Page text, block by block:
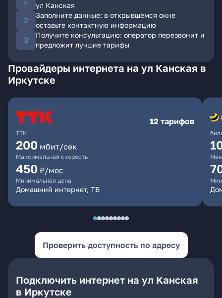
ул Канская
Заполните данные: в открывшемся окне
оставьте контактную информацию
Получите консультацию: оператор перезвонит и
предложит лучшие тарифы
Провайдеры интернета на ул Канская в
Иркутске
ТТК
12 тарифов
200 мбит/сек
Максимальная скорость
450 ₽/мес
Минимальная цена
Домашний интернет, ТВ
Проверить доступность по адресу
Подключить интернет на ул Канская
в Иркутске